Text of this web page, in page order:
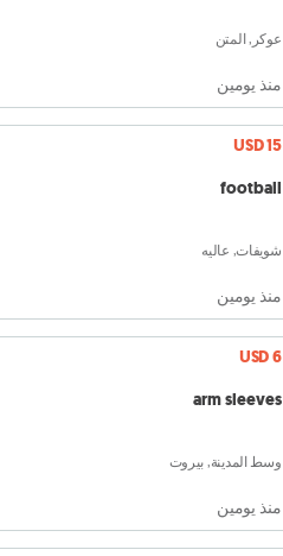
عوكر, المتن
منذ يومين
USD 15
football
شويفات, عاليه
منذ يومين
USD 6
arm sleeves
وسط المدينة, بيروت
منذ يومين